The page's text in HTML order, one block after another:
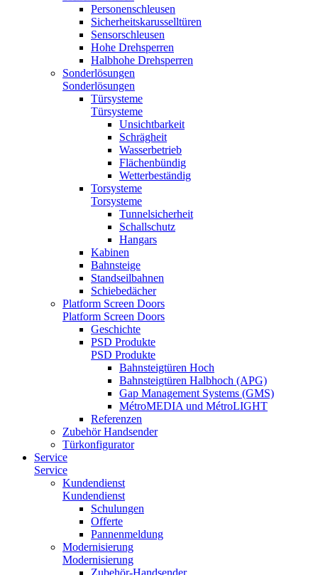
Personenschleusen
Sicherheitskarusselltüren
Sensorschleusen
Hohe Drehsperren
Halbhohe Drehsperren
Sonderlösungen
Sonderlösungen
Türsysteme
Türsysteme
Unsichtbarkeit
Schrägheit
Wasserbetrieb
Flächenbündig
Wetterbeständig
Torsysteme
Torsysteme
Tunnelsicherheit
Schallschutz
Hangars
Kabinen
Bahnsteige
Standseilbahnen
Schiebedächer
Platform Screen Doors
Platform Screen Doors
Geschichte
PSD Produkte
PSD Produkte
Bahnsteigtüren Hoch
Bahnsteigtüren Halbhoch (APG)
Gap Management Systems (GMS)
MétroMEDIA und MétroLIGHT
Referenzen
Zubehör Handsender
Türkonfigurator
Service
Service
Kundendienst
Kundendienst
Schulungen
Offerte
Pannenmeldung
Modernisierung
Modernisierung
Zubehör-Handsender